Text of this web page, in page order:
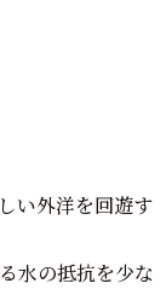
い外洋を回遊す
水の抵抗を少な